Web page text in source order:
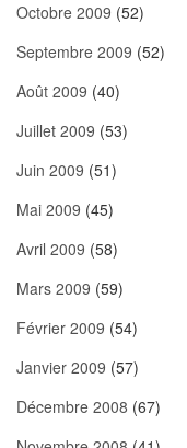
Octobre 2009 (52)
Septembre 2009 (52)
Août 2009 (40)
Juillet 2009 (53)
Juin 2009 (51)
Mai 2009 (45)
Avril 2009 (58)
Mars 2009 (59)
Février 2009 (54)
Janvier 2009 (57)
Décembre 2008 (67)